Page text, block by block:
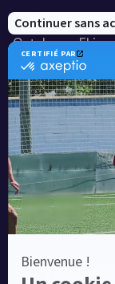
Notre savoir-
Catalogue
Catalogue
Blog
Une société de :